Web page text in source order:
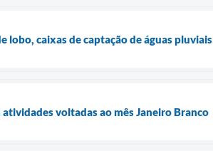
lobo, caixas de captação de águas
voltadas ao mês Janeiro Branco